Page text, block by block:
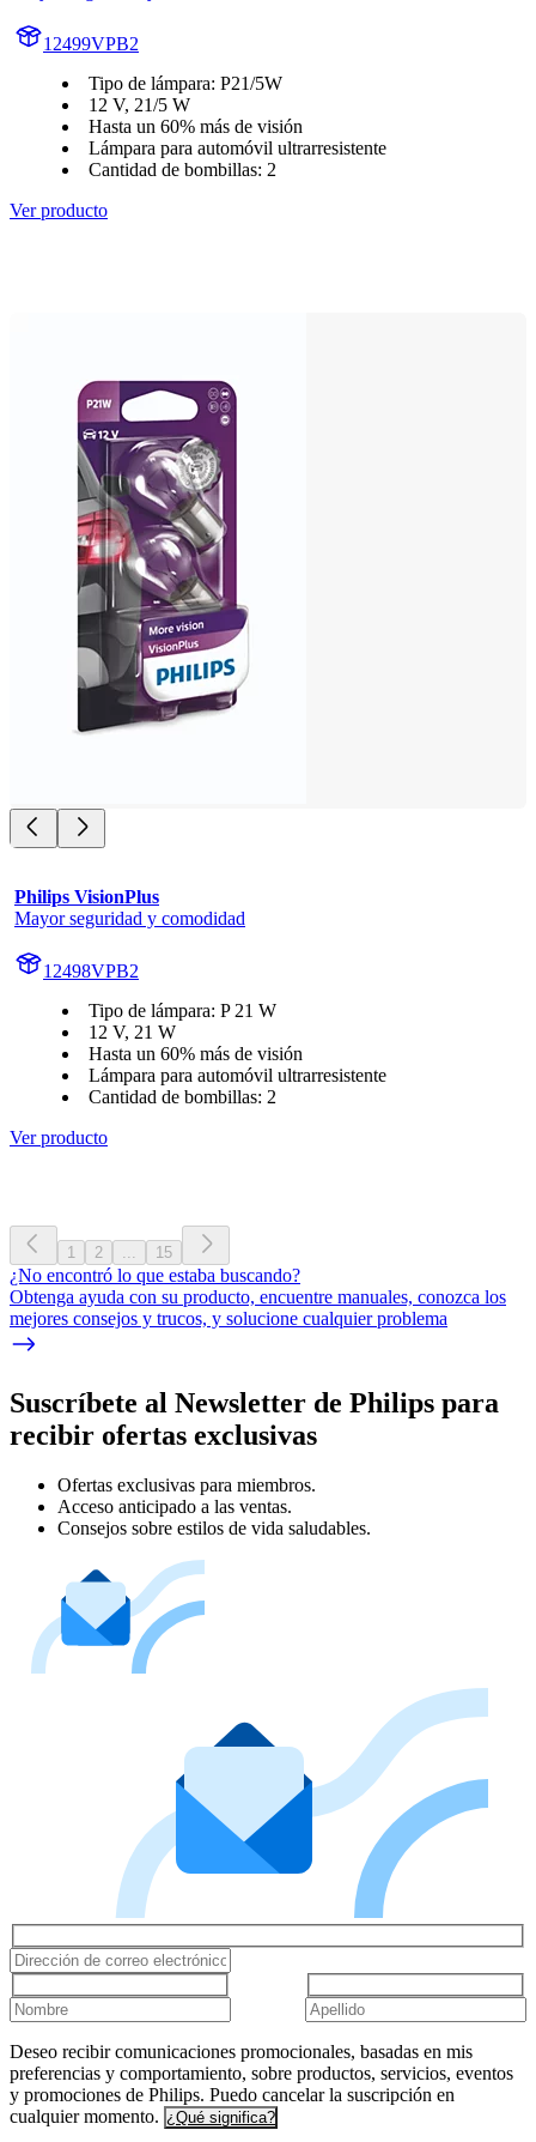
12499VPB2
Tipo de lámpara: P21/5W
12 V, 21/5 W
Hasta un 60% más de visión
Lámpara para automóvil ultrarresistente
Cantidad de bombillas: 2
Ver producto
Philips VisionPlus
Mayor seguridad y comodidad
12498VPB2
Tipo de lámpara: P 21 W
12 V, 21 W
Hasta un 60% más de visión
Lámpara para automóvil ultrarresistente
Cantidad de bombillas: 2
Ver producto
1 2 15
¿No encontró lo que estaba buscando?
Obtenga ayuda con su producto, encuentre manuales, conozca los
mejores consejos y trucos, y solucione cualquier problema
Suscríbete al Newsletter de Philips para
recibir ofertas exclusivas
Ofertas exclusivas para miembros.
Acceso anticipado a las ventas.
Consejos sobre estilos de vida saludables.
Deseo recibir comunicaciones promocionales, basadas en mis
preferencias y comportamiento, sobre productos, servicios, eventos
y promociones de Philips. Puedo cancelar la suscripción en
cualquier momento. ¿Qué significa?